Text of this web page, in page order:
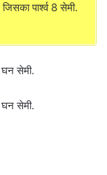
पार्श्व 8 सेमी.
सेमी.
सेमी.